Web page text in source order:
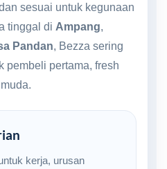
sesuai untuk kegunaan
tinggal di Ampang,
Pandan, Bezza sering
pembeli pertama, fresh
kerja, urusan